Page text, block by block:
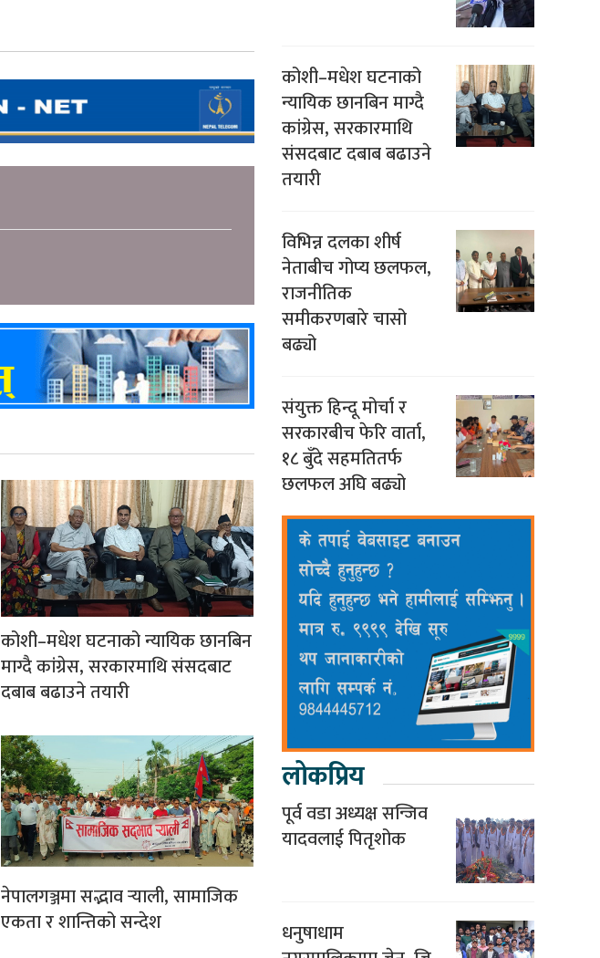
कोशी–मधेश घटनाको न्यायिक छानबिन
माग्दै कांग्रेस, सरकारमाथि संसदबाट
दबाब बढाउने तयारी
नेपालगञ्जमा सद्भाव र्‍याली, सामाजिक
एकता र शान्तिको सन्देश
कोशी–मधेश घटनाको
न्यायिक छानबिन माग्दै
कांग्रेस, सरकारमाथि
संसदबाट दबाब बढाउने
तयारी
विभिन्न दलका शीर्ष
नेताबीच गोप्य छलफल,
राजनीतिक
समीकरणबारे चासो
बढ्यो
संयुक्त हिन्दू मोर्चा र
सरकारबीच फेरि वार्ता,
१८ बुँदे सहमतितर्फ
छलफल अघि बढ्यो
लोकप्रिय
पूर्व वडा अध्यक्ष सन्जिव
यादवलाई पितृशोक
धनुषाधाम